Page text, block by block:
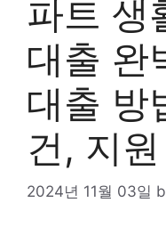
파트 생
대출 완
대출 방
건, 지
2024년 11월 03일